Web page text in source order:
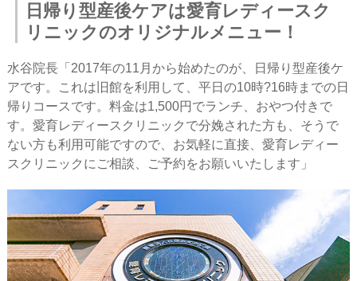
日帰り型産後ケアは愛育レディースク
リニックのオリジナルメニュー！
水谷院長「2017年の11月から始めたのが、日帰り型産後ケ
アです。これは旧館を利用して、平日の10時?16時までの日
帰りコースです。料金は1,500円でランチ、おやつ付きで
す。愛育レディースクリニックで分娩された方も、そうで
ない方も利用可能ですので、お気軽に直接、愛育レディー
スクリニックにご相談、ご予約をお願いいたします」